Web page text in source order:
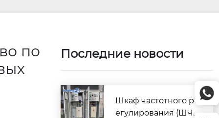
по
Последние новости
Шкаф частотного р
егулирования (ШЧ